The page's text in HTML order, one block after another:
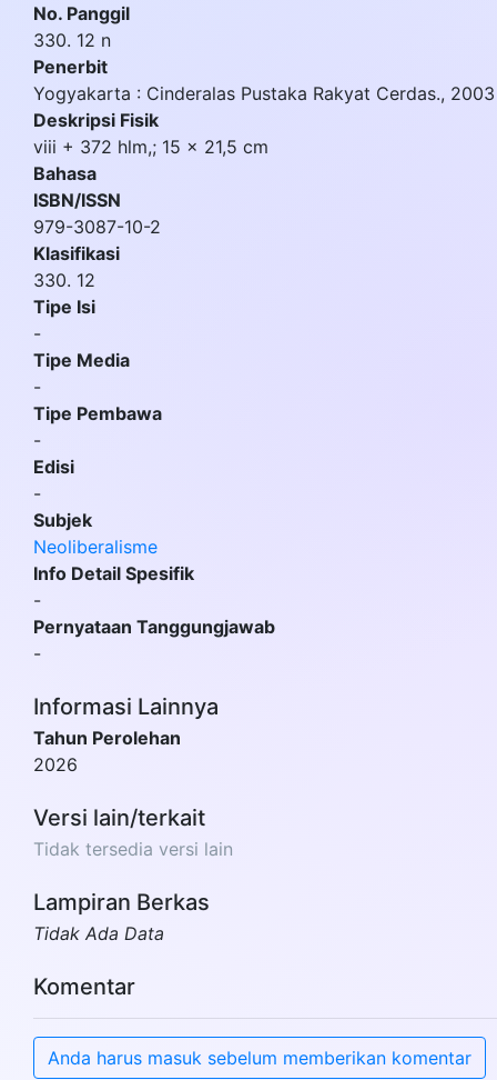
No. Panggil
330. 12 n
Penerbit
Yogyakarta : Cinderalas Pustaka Rakyat Cerdas., 2003
Deskripsi Fisik
viii + 372 hlm,; 15 x 21,5 cm
Bahasa
ISBN/ISSN
979-3087-10-2
Klasifikasi
330. 12
Tipe Isi
-
Tipe Media
-
Tipe Pembawa
-
Edisi
-
Subjek
Neoliberalisme
Info Detail Spesifik
-
Pernyataan Tanggungjawab
-
Informasi Lainnya
Tahun Perolehan
2026
Versi lain/terkait
Tidak tersedia versi lain
Lampiran Berkas
Tidak Ada Data
Komentar
Anda harus masuk sebelum memberikan komentar